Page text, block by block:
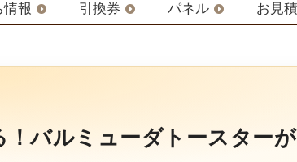
情報 引換券 パネル お見
バルミューダトースター